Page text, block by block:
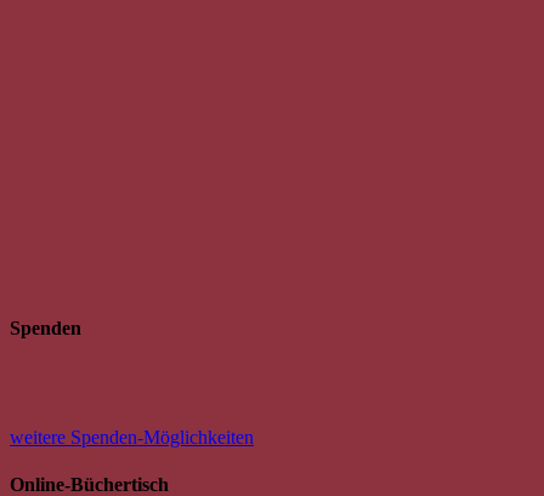
Spenden
weitere Spenden-Möglichkeiten
Online-Büchertisch